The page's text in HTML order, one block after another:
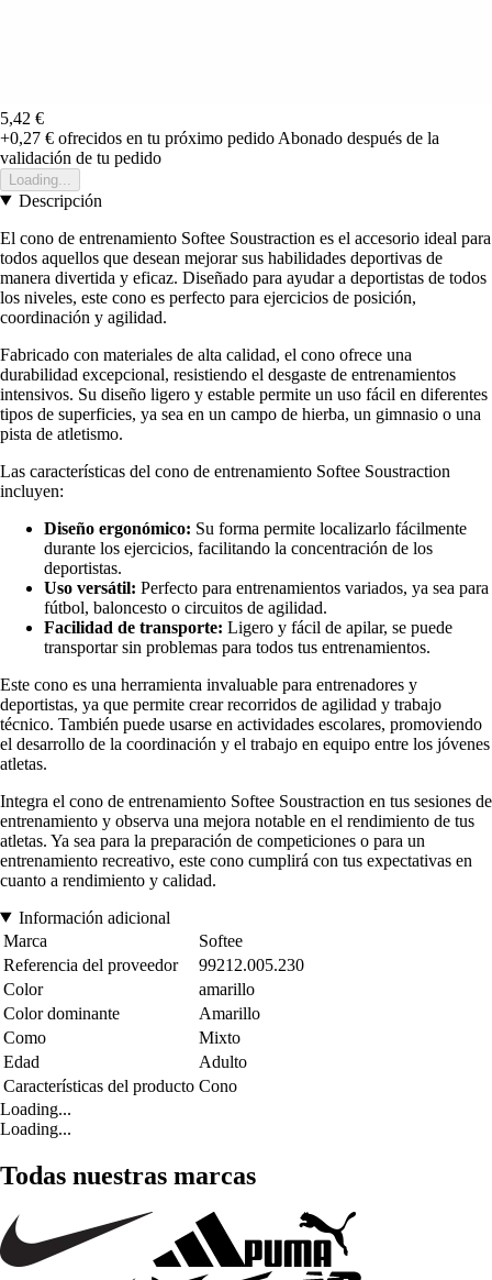
5,42 €
+0,27 € ofrecidos en tu próximo pedido Abonado después de la
validación de tu pedido
Loading...
Descripción
El cono de entrenamiento Softee Soustraction es el accesorio ideal para
todos aquellos que desean mejorar sus habilidades deportivas de
manera divertida y eficaz. Diseñado para ayudar a deportistas de todos
los niveles, este cono es perfecto para ejercicios de posición,
coordinación y agilidad.
Fabricado con materiales de alta calidad, el cono ofrece una
durabilidad excepcional, resistiendo el desgaste de entrenamientos
intensivos. Su diseño ligero y estable permite un uso fácil en diferentes
tipos de superficies, ya sea en un campo de hierba, un gimnasio o una
pista de atletismo.
Las características del cono de entrenamiento Softee Soustraction
incluyen:
Diseño ergonómico: Su forma permite localizarlo fácilmente
durante los ejercicios, facilitando la concentración de los
deportistas.
Uso versátil: Perfecto para entrenamientos variados, ya sea para
fútbol, baloncesto o circuitos de agilidad.
Facilidad de transporte: Ligero y fácil de apilar, se puede
transportar sin problemas para todos tus entrenamientos.
Este cono es una herramienta invaluable para entrenadores y
deportistas, ya que permite crear recorridos de agilidad y trabajo
técnico. También puede usarse en actividades escolares, promoviendo
el desarrollo de la coordinación y el trabajo en equipo entre los jóvenes
atletas.
Integra el cono de entrenamiento Softee Soustraction en tus sesiones de
entrenamiento y observa una mejora notable en el rendimiento de tus
atletas. Ya sea para la preparación de competiciones o para un
entrenamiento recreativo, este cono cumplirá con tus expectativas en
cuanto a rendimiento y calidad.
Información adicional
Marca
Softee
Referencia del proveedor
99212.005.230
Color
amarillo
Color dominante
Amarillo
Como
Mixto
Edad
Adulto
Características del producto Cono
Loading...
Loading...
Todas nuestras marcas